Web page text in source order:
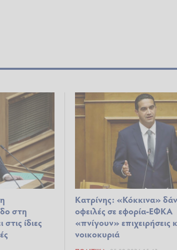
στη
ίδιες
Κατρίνης: «Κόκκινα»
οφειλές σε εφορία-ΕΦΚΑ
«πνίγουν» επιχειρήσεις
νοικοκυριά